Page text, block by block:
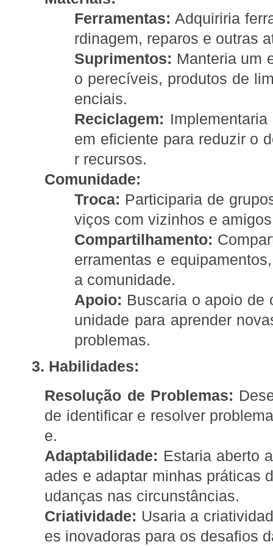
Ferramentas: Adquiriria
rdinagem, reparos e outras
Suprimentos: Manteria um
o perecíveis, produtos de
enciais.
Reciclagem:
em eficiente para reduzir o
r recursos.
Comunidade:
Troca: Participaria de
viços com vizinhos e
Compartilhamento:
erramentas e
a comunidade.
Apoio: Buscaria o apoio de
unidade para aprender
problemas.
3. Habilidades:
Resolução de Problemas:
de identificar e resolver
e.
Adaptabilidade: Estaria aberto
ades e adaptar minhas práticas
udanças nas circunstâncias.
Criatividade: Usaria a
es inovadoras para os desafios